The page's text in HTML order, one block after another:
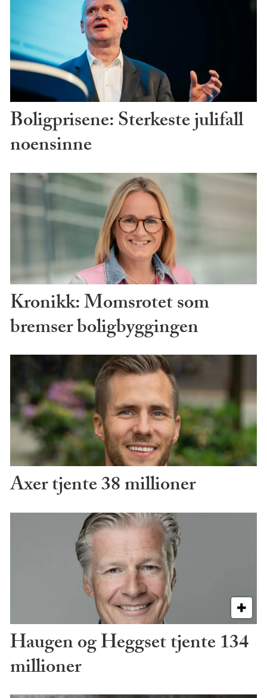
Boligprisene: Sterkeste julifall
noensinne
Kronikk: Momsrotet som
bremser boligbyggingen
Axer tjente 38 millioner
Haugen og Heggset tjente 134
millioner